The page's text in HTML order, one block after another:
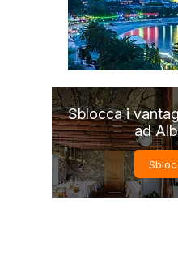
Sblocca i
ad